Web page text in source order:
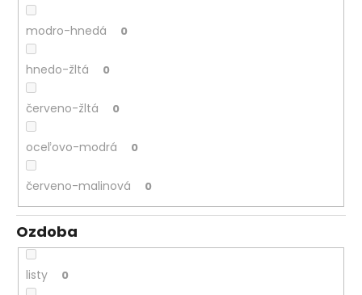
modro-hnedá 0
hnedo-žltá 0
červeno-žltá 0
oceľovo-modrá 0
červeno-malinová 0
Ozdoba
listy 0